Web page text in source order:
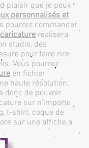
plaisir que je peux
personnalisés et
pourrez commander
réalisera
studio, des
pour faire rire
Vous pourrez
en fichier
haute résolution,
donc de pouvoir
sur n'importe
t-shirt, coque de
sur une affiche.a